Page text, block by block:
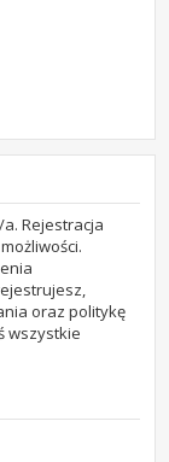
Rejestracja
oraz politykę
wszystkie